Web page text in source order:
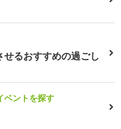
るおすすめの過ごし
ベントを探す